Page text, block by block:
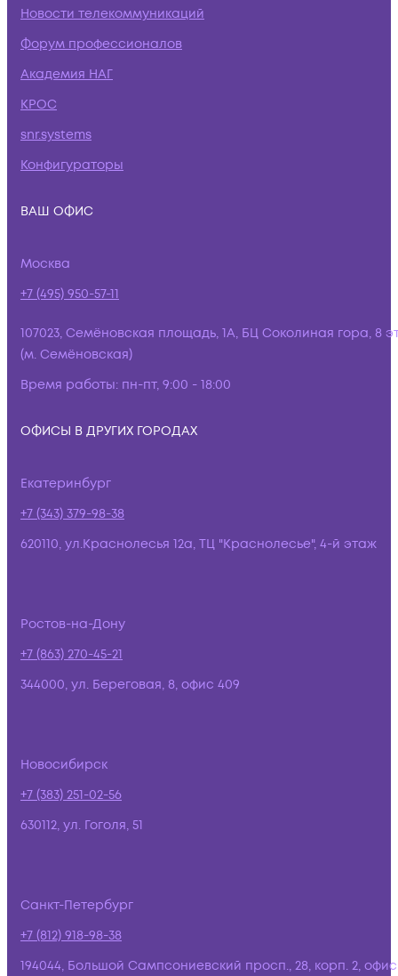
Новости телекоммуникаций
Форум профессионалов
Академия НАГ
КРОС
snr.systems
Конфигураторы
ВАШ ОФИС
Москва
+7 (495) 950-57-11
107023, Семёновская площадь, 1А, БЦ Соколиная гора, 8
(м. Семёновская)
Время работы: пн-пт, 9:00 - 18:00
ОФИСЫ В ДРУГИХ ГОРОДАХ
Екатеринбург
+7 (343) 379-98-38
620110, ул.Краснолесья 12а, ТЦ "Краснолесье", 4-й этаж
Ростов-на-Дону
+7 (863) 270-45-21
344000, ул. Береговая, 8, офис 409
Новосибирск
+7 (383) 251-02-56
630112, ул. Гоголя, 51
Санкт-Петербург
+7 (812) 918-98-38
194044, Большой Сампсониевский просп., 28, корп. 2,